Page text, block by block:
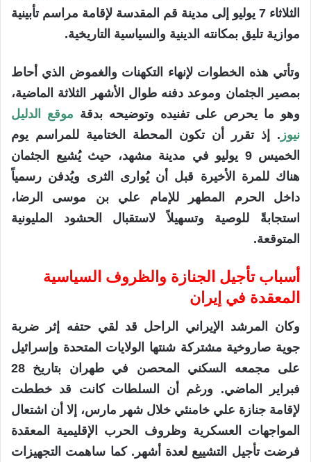
الثلاثاء 7 يوليو إلى مدينة قم المقدسة لإقامة مراسم تأبينية
موازية تليق بمكانته الدينية والسياسية التاريخية.
وتأتي هذه الخطوات لإنهاء التكهنات والغموض الذي أحاط
بمصير الجثمان وموعد دفنه طوال الأشهر الثلاثة الماضية،
وهو ما يحرص على تفنيده وتوضيحه بدقة موقع الدليل
نيوز . إذ تقرر أن تكون المحطة الختامية للمراسم يوم
الخميس 9 يوليو في مدينة مشهد، حيث يُشيع الجثمان
هناك للمرة الأخيرة قبل أن يُوارى الثرى ويُدفن رسمياً
داخل الحرم المطهر للإمام علي بن موسى الرضا،
استجابةً للوصية وتسهيلاً لاستقبال الحشود المليونية
المتوقعة.
أسباب تأجيل الجنازة والظروف السياسية
المعقدة في إيران
وكان المرشد الإيراني الراحل قد لقي حتفه إثر ضربة
جوية صاروخية مشتركة شنتها الولايات المتحدة وإسرائيل
على مجمعه السكني المحصن في طهران بتاريخ 28
فبراير الماضي. ورغم أن السلطات كانت قد خططت
لإقامة جنازة علي خامنئي خلال شهر مارس، إلا أن اشتعال
المواجهات العسكرية وظروف الحرب الإقليمية المعقدة
فرضت تأجيل التشييع لعدة أشهر. كما ساهمت التجهيزات